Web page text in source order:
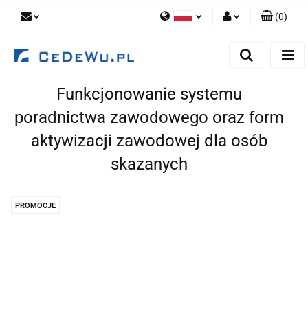
Dodaj zgłoszenie
Zgody cookies
(0)
Funkcjonowanie systemu
poradnictwa zawodowego oraz form
aktywizacji zawodowej dla osób
skazanych
PROMOCJE